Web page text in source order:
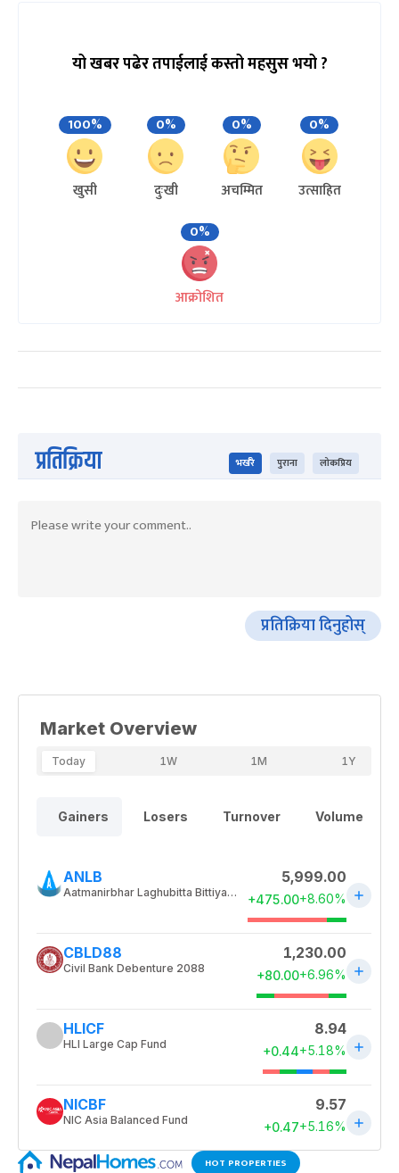
यो खबर पढेर तपाईलाई कस्तो महसुस भयो ?
100%
खुसी
0%
दुःखी
0%
अचम्मित
0%
उत्साहित
0%
आक्रोशित
प्रतिक्रिया भर्खरै पुराना लोकप्रिय
प्रतिक्रिया दिनुहोस्
HOT PROPERTIES